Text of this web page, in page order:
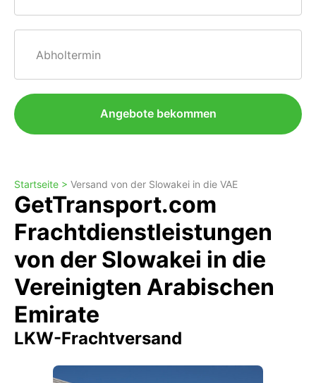
Abholtermin
Angebote bekommen
Startseite > Versand von der Slowakei in die VAE
GetTransport.com
Frachtdienstleistungen
von der Slowakei in die
Vereinigten Arabischen
Emirate
LKW-Frachtversand